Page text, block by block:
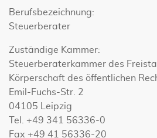
Berufsbezeichnung:
Steuerberater
Zuständige Kammer:
Steuerberaterkammer des
Körperschaft des öffentlichen
Emil-Fuchs-Str. 2
04105 Leipzig
Tel. +49 341 56336-0
Fax +49 41 56336-20